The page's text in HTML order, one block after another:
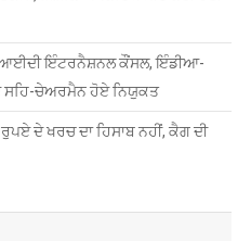
ਹਰਿਮੰਦਰ ਸਾਹਿਬ ਹੋਏ ਨਤਮਸਤਕ
ਸਕੂਲ ਸਿੱਖਿਆ ਬੋਰਡ ਵੱਲੋਂ ਅੱਠਵੀਂ,
ਦੀਆਂ ਪ੍ਰੀਖਿਆਵਾਂ ਲਈ ਤਰੀਕਾਂ ਦਾ